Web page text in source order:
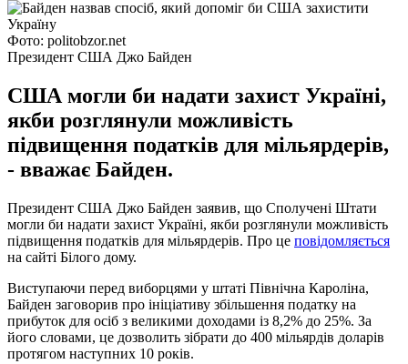
Фото: politobzor.net
Президент США Джо Байден
США могли би надати захист Україні,
якби розглянули можливість
підвищення податків для мільярдерів,
- вважає Байден.
Президент США Джо Байден заявив, що Сполучені Штати
могли би надати захист Україні, якби розглянули можливість
підвищення податків для мільярдерів. Про це повідомляється
на сайті Білого дому.
Виступаючи перед виборцями у штаті Північна Кароліна,
Байден заговорив про ініціативу збільшення податку на
прибуток для осіб з великими доходами із 8,2% до 25%. За
його словами, це дозволить зібрати до 400 мільярдів доларів
протягом наступних 10 років.